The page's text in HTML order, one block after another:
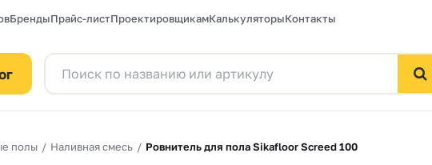
БрендыПрайс-листПроектировщикамКалькуляторыКонтакты
полы / Наливная смесь / Ровнитель для пола Sikafloor Screed 100